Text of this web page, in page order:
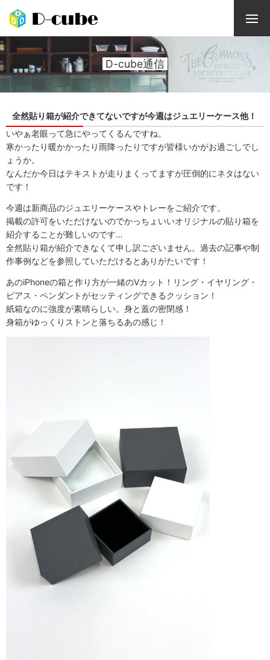
D-cube通信
全然貼り箱が紹介できてないですが今週はジュエリーケース他！
いやぁ老眼って急にやってくるんですね。
寒かったり暖かかったり雨降ったりですが皆様いかがお過ごしでし
ょうか。
なんだか今日はテキストが走りまくってますが圧倒的にネタはない
です！
今週は新商品のジュエリーケースやトレーをご紹介です。
掲載の許可をいただけないのでかっちょいいオリジナルの貼り箱を
紹介することが難しいのです…
全然貼り箱が紹介できなくて申し訳ございません。過去の記事や制
作事例などを参照していただけるとありがたいです！
あのiPhoneの箱と作り方が一緒のVカット！リング・イヤリング・
ピアス・ペンダントがセッティングできるクッション！
紙箱なのに強度が素晴らしい。身と蓋の密閉感！
身箱がゆっくりストンと落ちるあの感じ！